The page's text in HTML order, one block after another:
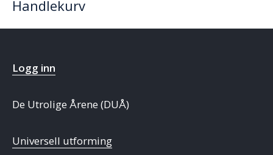
Handlekurv
Logg inn
De Utrolige Årene (DUÅ)
Universell utforming